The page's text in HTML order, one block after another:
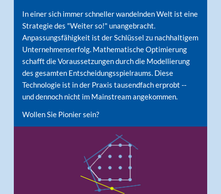
In einer sich immer schneller wandelnden Welt ist eine
Strategie des "Weiter so!" unangebracht.
Anpassungsfähigkeit ist der Schlüssel zu nachhaltigem
Unternehmenserfolg. Mathematische Optimierung
schafft die Voraussetzungen durch die Modellierung
des gesamten Entscheidungsspielraums. Diese
Technologie ist in der Praxis tausendfach erprobt --
und dennoch nicht im Mainstream angekommen.
Wollen Sie Pionier sein?